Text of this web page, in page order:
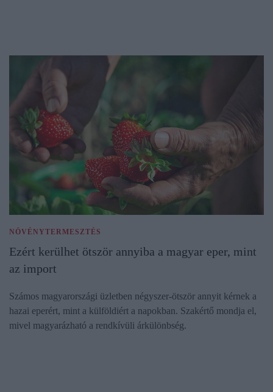
NÖVÉNYTERMESZTÉS
Ezért kerülhet ötször annyiba a magyar eper, mint
az import
Számos magyarországi üzletben négyszer-ötször annyit kérnek a
hazai eperért, mint a külföldiért a napokban. Szakértő mondja el,
mivel magyarázható a rendkívüli árkülönbség.